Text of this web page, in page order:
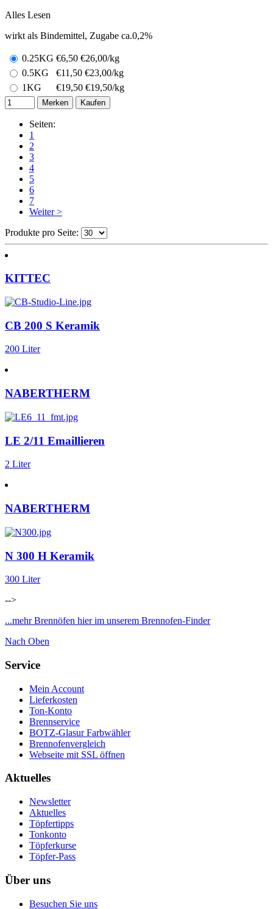
Alles Lesen
wirkt als Bindemittel, Zugabe ca.0,2%
0.25KG €6,50 €26,00/kg
0.5KG
€11,50 €23,00/kg
1KG
€19,50 €19,50/kg
Merken Kaufen
Seiten:
1
2
3
4
5
6
7
Weiter >
Produkte pro Seite:
KITTEC
CB 200 S Keramik
200 Liter
NABERTHERM
LE 2/11 Emaillieren
2 Liter
NABERTHERM
N 300 H Keramik
300 Liter
-->
...mehr Brennöfen hier im unserem Brennofen-Finder
Nach Oben
Service
Mein Account
Lieferkosten
Ton-Konto
Brennservice
BOTZ-Glasur Farbwähler
Brennofenvergleich
Webseite mit SSL öffnen
Aktuelles
Newsletter
Aktuelles
Töpfertipps
Tonkonto
Töpferkurse
Töpfer-Pass
Über uns
Besuchen Sie uns